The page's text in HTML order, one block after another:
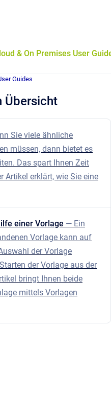
& On Premises User
Guides
Übersicht
Sie viele ähnliche
müssen, dann bietet es
Das spart Ihnen Zeit
Artikel erklärt, wie Sie eine
einer Vorlage — Ein
Vorlage kann auf
der Vorlage
der Vorlage aus der
bringt Ihnen beide
mittels Vorlagen